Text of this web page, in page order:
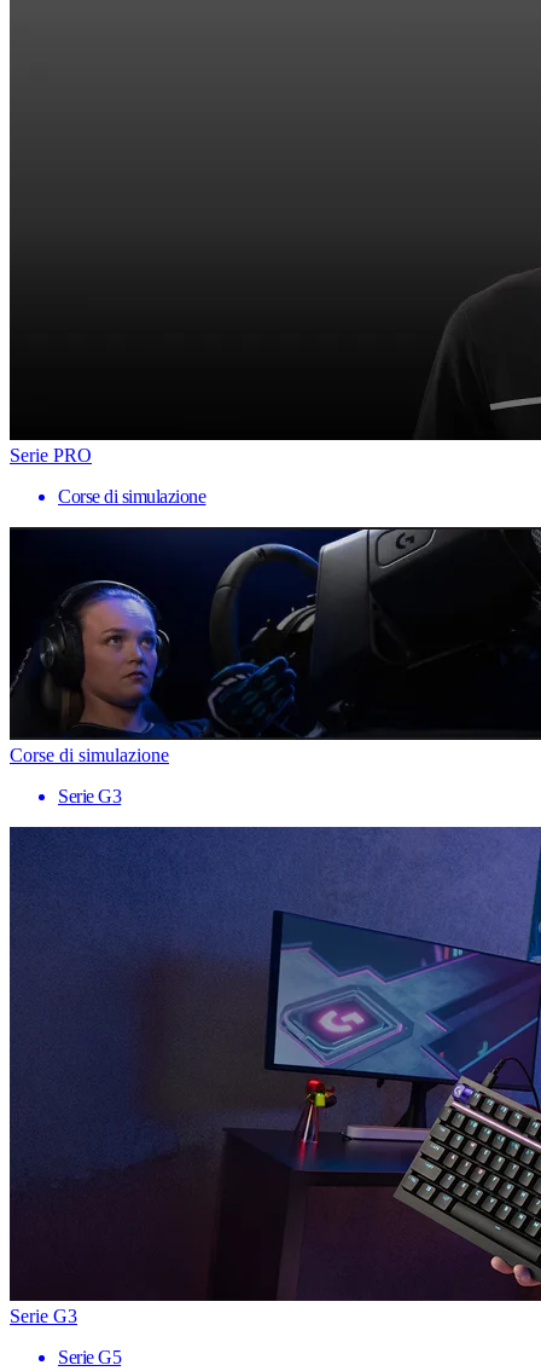
Serie PRO
Corse di simulazione
Corse di simulazione
Serie G3
Serie G3
Serie G5